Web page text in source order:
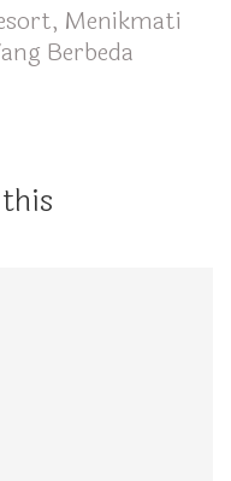
Menikmati
Berbeda